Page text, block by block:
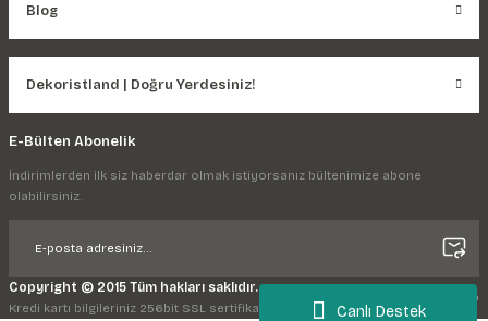
Canlı Destek
Blog
Dekoristland | Doğru Yerdesiniz!
E-Bülten Abonelik
İndirimlerden ilk siz haberdar olmak istiyorsanız bültenimize abone
olabilirsiniz.
Copyright © 2015 Tüm hakları saklıdır.
Kredi kartı bilgileriniz 256bit SSL sertifikası ile korunmaktadır.